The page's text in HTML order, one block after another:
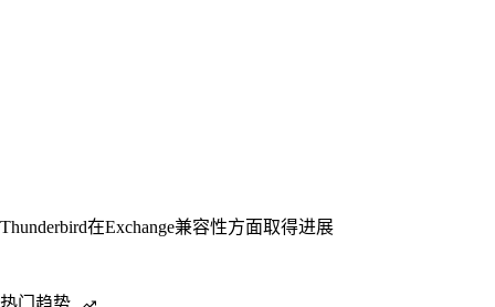
Thunderbird在Exchange兼容性方面取得进展